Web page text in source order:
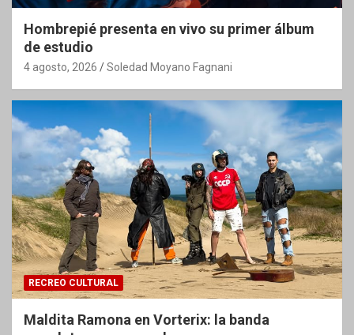
Hombrepié presenta en vivo su primer álbum
de estudio
4 agosto, 2026 Soledad Moyano Fagnani
RECREO CULTURAL
Maldita Ramona en Vorterix: la banda